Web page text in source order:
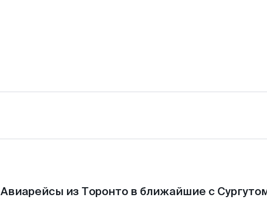
Авиарейсы из Торонто в ближайшие с